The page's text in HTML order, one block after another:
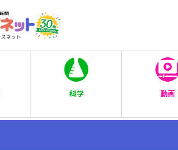
科学 動画